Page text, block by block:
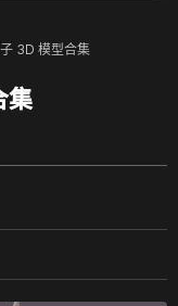
3D 模型合集
集